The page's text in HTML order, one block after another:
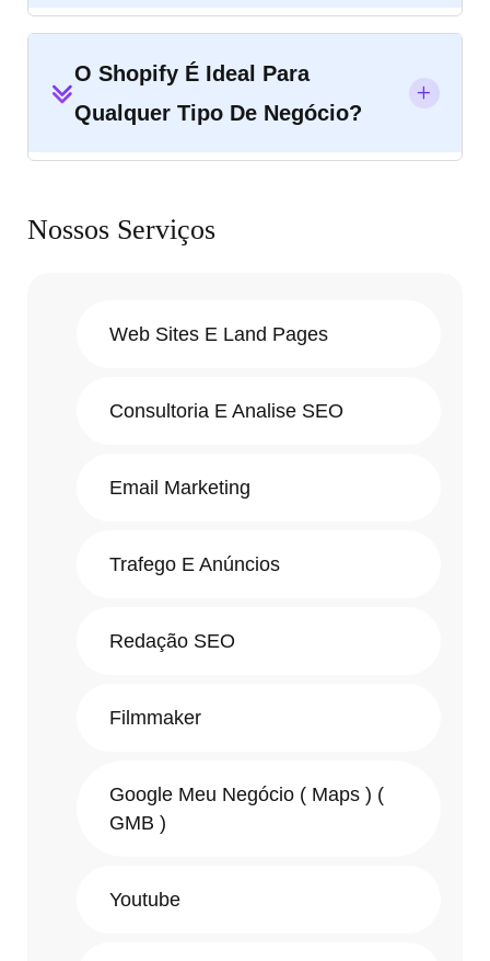
O Shopify É Ideal Para
Qualquer Tipo De Negócio?
Nossos Serviços
Web Sites E Land Pages
Consultoria E Analise SEO
Email Marketing
Trafego E Anúncios
Redação SEO
Filmmaker
Google Meu Negócio ( Maps ) (
GMB )
Youtube